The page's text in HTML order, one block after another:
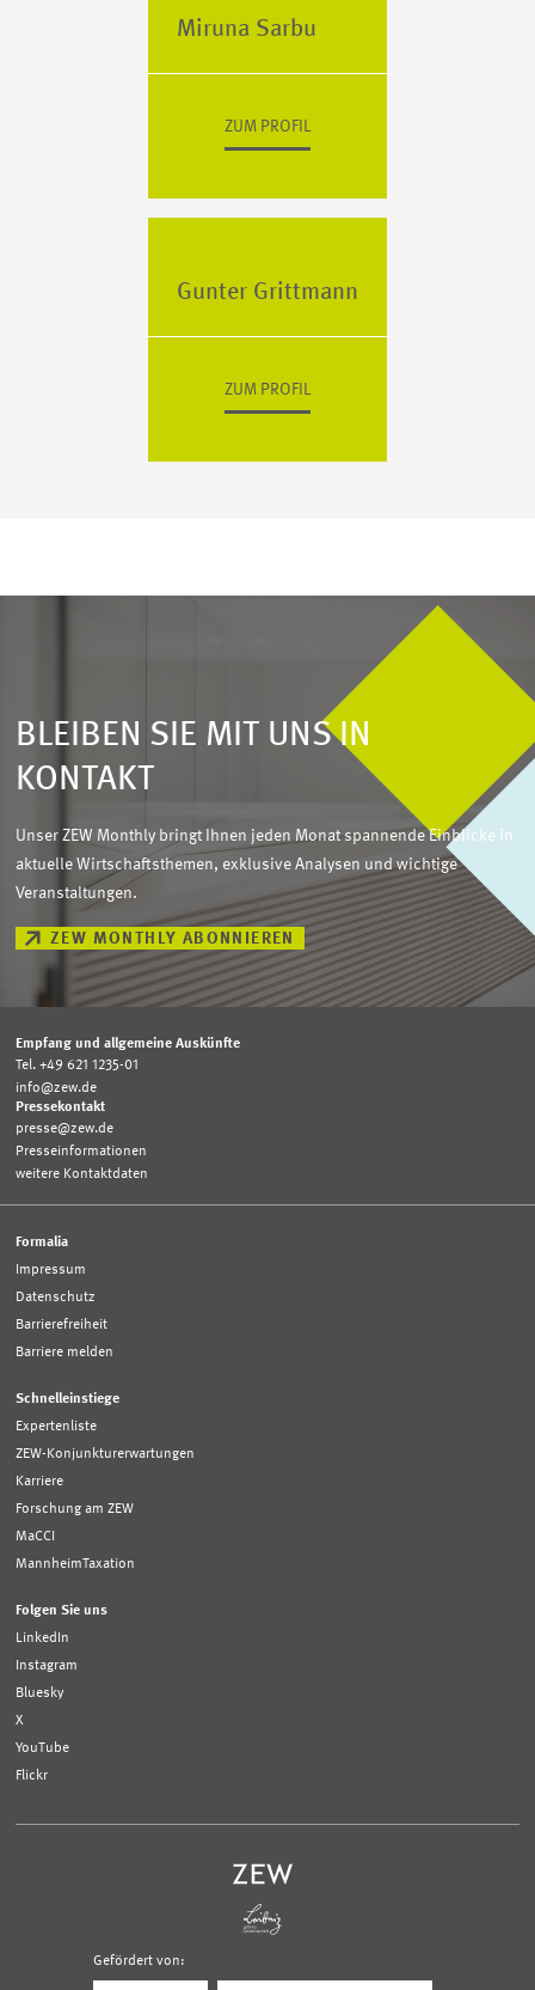
Miruna Sarbu
ZUM PROFIL
Gunter Grittmann
ZUM PROFIL
BLEIBEN SIE MIT UNS IN
KONTAKT
Unser ZEW Monthly bringt Ihnen jeden Monat spannende Einblicke in
aktuelle Wirtschaftsthemen, exklusive Analysen und wichtige
Veranstaltungen.
ZEW MONTHLY ABONNIEREN
Empfang und allgemeine Auskünfte
Tel. +49 621 1235-01
info@zew.de
Pressekontakt
presse@zew.de
Presseinformationen
weitere Kontaktdaten
Formalia
Impressum
Datenschutz
Barrierefreiheit
Barriere melden
Schnelleinstiege
Expertenliste
ZEW-Konjunkturerwartungen
Karriere
Forschung am ZEW
MaCCI
MannheimTaxation
Folgen Sie uns
LinkedIn
Instagram
Bluesky
X
YouTube
Flickr
Gefördert von: